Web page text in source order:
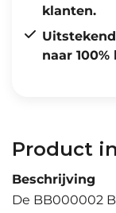
klanten.
naar
Product
Beschrijving
De BB000002